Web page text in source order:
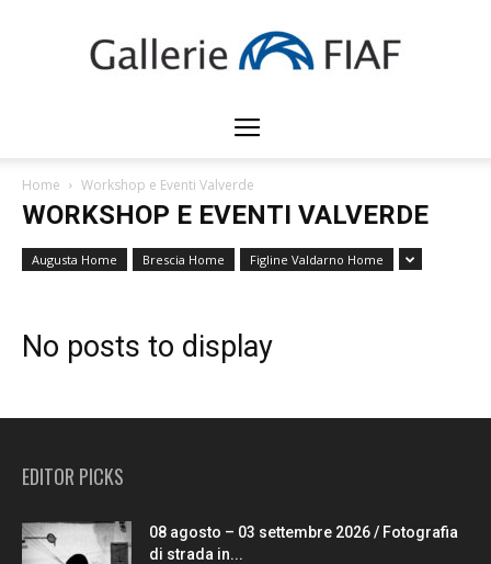
Gallerie
Home Workshop e Eventi Valverde
WORKSHOP E EVENTI VALVERDE
Augusta Home Brescia Home Figline Valdarno Home
No posts to display
EDITOR PICKS
08 agosto – 03 settembre 2026 / Fotografia
di strada in...